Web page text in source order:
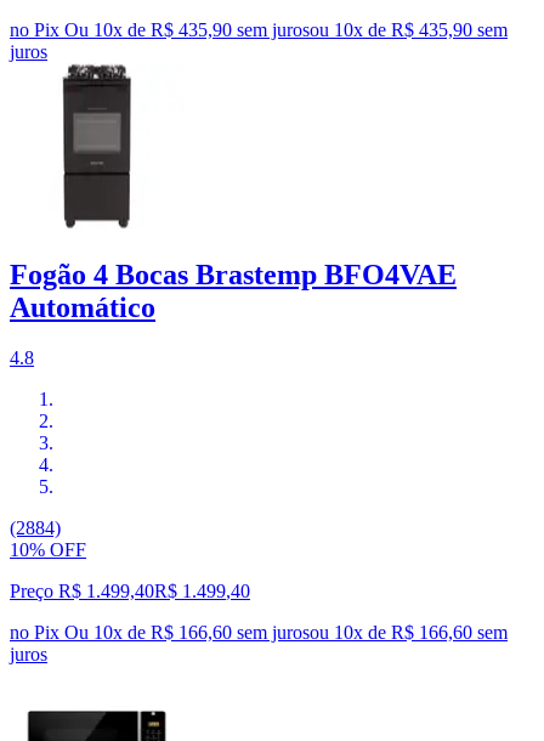
no Pix Ou 10x de R$ 435,90 sem jurosou 10x de R$ 435,90 sem
juros
Fogão 4 Bocas Brastemp BFO4VAE
Automático
4.8
(2884)
10% OFF
Preço R$ 1.499,40R$ 1.499,40
no Pix Ou 10x de R$ 166,60 sem jurosou 10x de R$ 166,60 sem
juros